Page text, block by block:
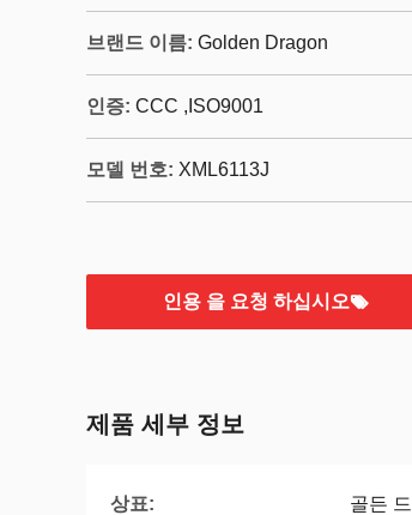
브랜드 이름: Golden Dragon
인증: CCC ,ISO9001
모델 번호: XML6113J
인용 을 요청 하십시오
제품 세부 정보
상표: 골든